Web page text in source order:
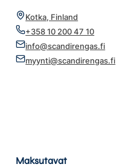
Kotka, Finland
+358 10 200 47 10
info@scandirengas.fi
myynti@scandirengas.fi
Maksutavat